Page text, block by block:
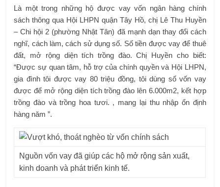
Là một trong những hộ được vay vốn ngân hàng chính
sách thông qua Hội LHPN quận Tây Hồ, chị Lê Thu Huyền
– Chi hội 2 (phường Nhật Tân) đã mạnh dạn thay đổi cách
nghĩ, cách làm, cách sử dụng số. Số tiền được vay để thuê
đất, mở rộng diện tích trồng đào. Chị Huyền cho biết:
“Được sự quan tâm, hỗ trợ của chính quyền và Hội LHPN,
gia đình tôi được vay 80 triệu đồng, tôi dùng số vốn vay
được để mở rộng diện tích trồng đào lên 6.000m2, kết hợp
trồng đào và trồng hoa tươi. , mang lại thu nhập ổn định
hàng năm ”.
Nguồn vốn vay đã giúp các hộ mở rộng sản xuất,
kinh doanh và phát triển kinh tế.